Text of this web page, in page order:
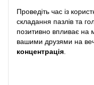
Проведіть час із
складання пазлів та
позитивно впливає на
вашими друзями на
концентрація